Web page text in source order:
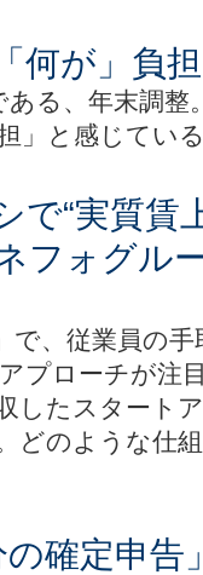
何が」負
ある、年末調
」と感じてい
で“実質賃
フォグル
で、従業員の
プローチが注
したスタート
どのような仕
の確定申